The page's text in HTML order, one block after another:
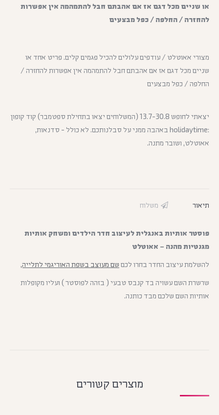
או שניים מכל דגם אז אם אהבתם חבל להתמהמה אין אפשרות
להחזרה / החלפה / כפל מבצעים
מצורי אאוטלט / עודפים עלולים להכיל פגמים קלים. פריט אחד או
שניים מכל דגם אז אם אהבתם חבל להתמהמה אין אפשרות להחזרה /
החלפה / כפל מבצעים
יצאתי לחופש 13.7-30.8 (המשלוחים יצאו בתחילת ספטמבר) קוד קופון
:holidaytime באהבה ממני על סבלנותכם. לא כולל - סדנאות,
אאוטלט, ושובר מתנה.
תיאור משלוח
פוסטר אותיות באנגלית לעיצוב חדר הילדים ומשחק אותיות
מגנטיות מהנה – אאוטלט
להשלמת עיצוב החדר בחרו לכם שם מעוצב בשפת האוריגמי לתלייה,
שרשרת השם עשויה בד קנבס טבעי ( בזהה לפוסטר ) ועליו מקופלות
אותיות השם שלכם מבד כותנה.
מוצרים קשורים